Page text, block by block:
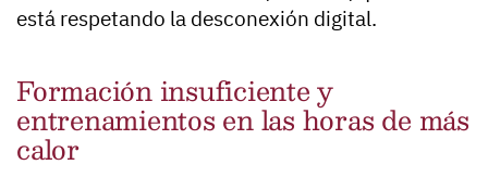
está respetando la desconexión digital.
Formación insuficiente y
entrenamientos en las horas de más
calor